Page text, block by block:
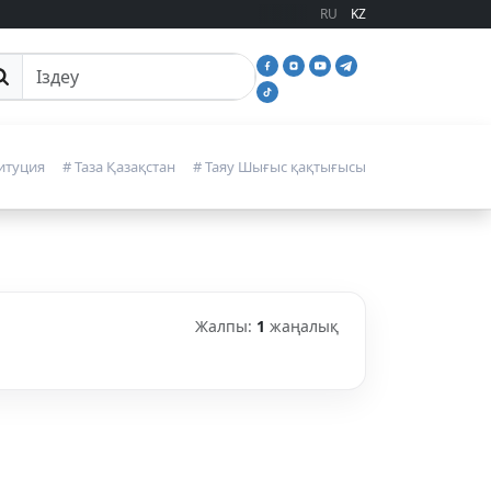
RU KZ
іздеу
# Таза Қазақстан # Таяу Шығыс қақтығысы
Жалпы: 1 жаңалық